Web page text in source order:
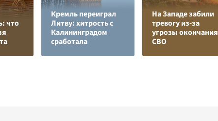
что
Кремль переиграл
Литву: хитрость с
Калининградом
сработала
На Западе забили
тревогу из-за
угрозы окончания
СВО